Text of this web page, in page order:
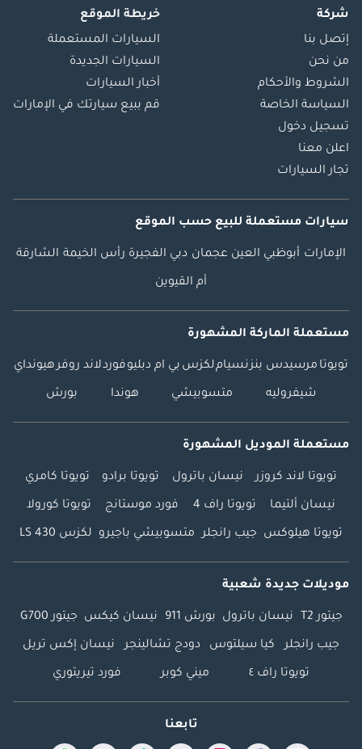
شركة
إتصل بنا
من نحن
الشروط والأحكام
السياسة الخاصة
تسجيل دخول
اعلن معنا
تجار السيارات
خريطة الموقع
السيارات المستعملة
السيارات الجديدة
أخبار السيارات
قم ببيع سيارتك في الإمارات
سيارات مستعملة للبيع حسب الموقع
الإمارات أبوظبي العين عجمان دبي الفجيرة رأس الخيمة الشارقة
أم القيوين
مستعملة الماركة المشهورة
تويوتا مرسيدس بنزنسياملكزس بي ام دبليوفوردلاند روفرهيونداي
شيفروليه متسوبيشي هوندا بورش
مستعملة الموديل المشهورة
تويوتا لاند كروزر نيسان باترول تويوتا برادو تويوتا كامري
نيسان ألتيما تويوتا راف 4 فورد موستانج تويوتا كورولا
تويوتا هيلوكس جيب رانجلر متسوبيشي باجيرو لكزس LS 430
موديلات جديدة شعبية
جيتور T2 نيسان باترول بورش 911 نيسان كيكس جيتور G700
جيب رانجلر كيا سيلتوس دودج تشالينجر نيسان إكس تريل
تويوتا راف ٤ ميني كوبر فورد تيريتوري
تابعنا